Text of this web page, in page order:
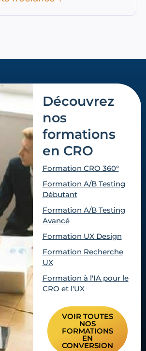
Découvrez
nos
formations
en CRO
Formation CRO 360°
Formation A/B Testing
Débutant
Formation A/B Testing
Avancé
Formation UX Design
Formation Recherche
UX
Formation à l'IA pour le
CRO et l'UX
VOIR TOUTES
NOS
FORMATIONS
EN
CONVERSION